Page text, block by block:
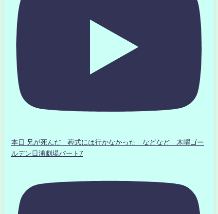
本日 兄が死んだ 葬式には行かなかった などなど 木曜ゴー
ルデン日浦劇場パート7